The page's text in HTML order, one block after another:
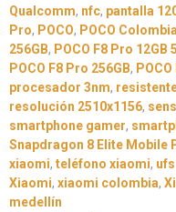
Qualcomm, nfc, pantalla
Pro, POCO, POCO Colombia
256GB, POCO F8 Pro 12GB
POCO F8 Pro 256GB,
procesador 3nm,
resolución 2510x1156,
smartphone gamer,
Snapdragon 8 Elite Mobile
xiaomi, teléfono xiaomi, ufs
Xiaomi, xiaomi colombia,
medellín